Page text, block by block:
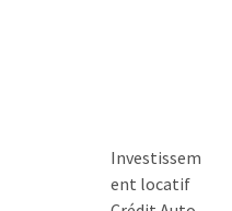
Investissem
ent locatif